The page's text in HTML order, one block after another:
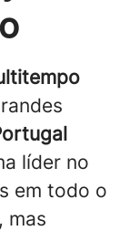
líder no
em todo o
mas